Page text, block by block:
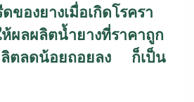
ของยางเมื่อเกิดโรครา
ผลผลิตน้ำยางที่ราคาถูก
ตลดน้อยถอยลง ก็เป็น